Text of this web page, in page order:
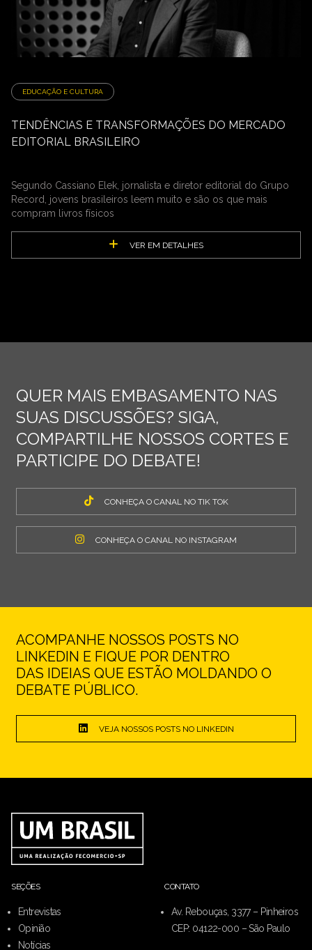
EDUCAÇÃO E CULTURA
TENDÊNCIAS E TRANSFORMAÇÕES DO MERCADO
EDITORIAL BRASILEIRO
Segundo Cassiano Elek, jornalista e diretor editorial do Grupo
Record, jovens brasileiros leem muito e são os que mais
compram livros físicos
VER EM DETALHES
QUER MAIS EMBASAMENTO NAS
SUAS DISCUSSÕES? SIGA,
COMPARTILHE NOSSOS CORTES E
PARTICIPE DO DEBATE!
CONHEÇA O CANAL NO TIK TOK
CONHEÇA O CANAL NO INSTAGRAM
ACOMPANHE NOSSOS POSTS NO
LINKEDIN E FIQUE POR DENTRO
DAS IDEIAS QUE ESTÃO MOLDANDO O
DEBATE PÚBLICO.
VEJA NOSSOS POSTS NO LINKEDIN
SEÇÕES
Entrevistas
Opinião
Notícias
CONTATO
Av. Rebouças, 3377 – Pinheiros
CEP: 04122-000 – São Paulo